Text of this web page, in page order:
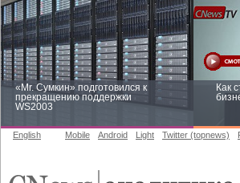
«Mr. Сумкин» подготовился к
прекращению поддержки
WS2003
Как
English Mobile Android Light Twitter (topnews)